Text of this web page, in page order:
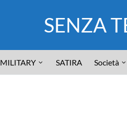
SENZA
MILITARY SATIRA Società